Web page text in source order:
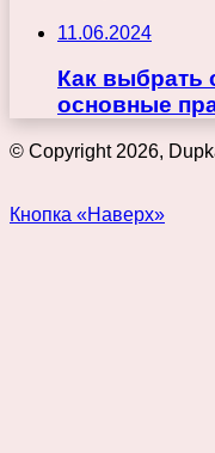
11.06.2024
Как выбрать
основные
© Copyright 2026,
Кнопка «Наверх»